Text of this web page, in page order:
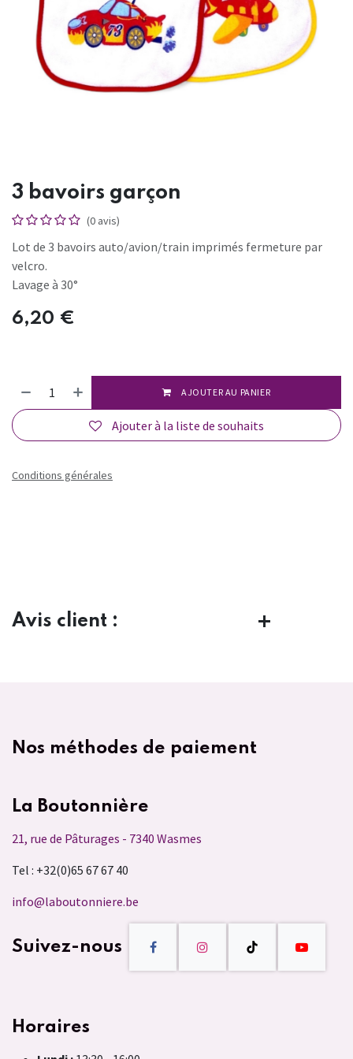
3 bavoirs garçon
(0 avis)
Lot de 3 bavoirs auto/avion/train imprimés fermeture par
velcro.
Lavage à 30°
6,20 €
AJOUTER AU PANIER
Ajouter à la liste de souhaits
Conditions générales
Avis client :
Nos méthodes de paiement
La Boutonnière
21, rue de Pâturages - 7340 Wasmes
Tel : +32(0)65 67 67 40
info@laboutonniere.be
Suivez-nous
Horaires